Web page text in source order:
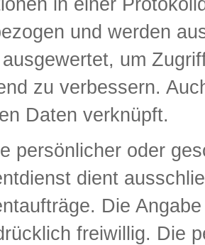
und werden
um
zu verbessern.
Daten verknüpft.
persönlicher oder
dient
Die
freiwillig. Die